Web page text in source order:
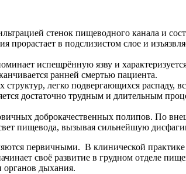
стенок пищеводного канала и
прорастает в подслизистом слое и
испещрённую язву и
ранней смертью пациента.
легко подвергающихся распаду,
достаточно трудным и длительным
доброкачественных полипов. По
пищевода, вызывая сильнейшую
первичными. В клинической
своё развитие в грудном отделе
органов дыхания.